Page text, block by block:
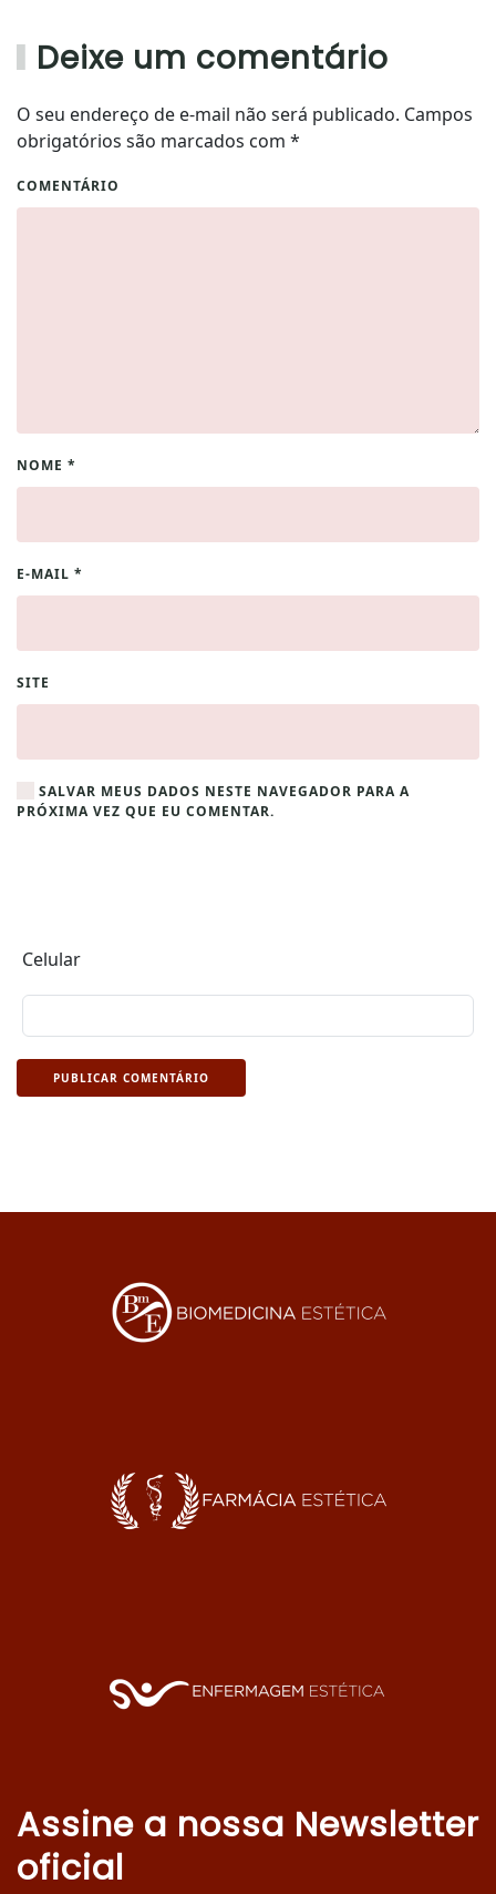
Deixe um comentário
O seu endereço de e-mail não será publicado. Campos
obrigatórios são marcados com *
COMENTÁRIO
NOME *
E-MAIL *
SITE
SALVAR MEUS DADOS NESTE NAVEGADOR PARA A
PRÓXIMA VEZ QUE EU COMENTAR.
Celular
PUBLICAR COMENTÁRIO
Assine a nossa Newsletter
oficial